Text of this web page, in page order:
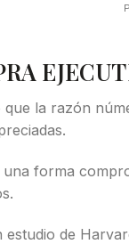
que la razón
forma
estudio de